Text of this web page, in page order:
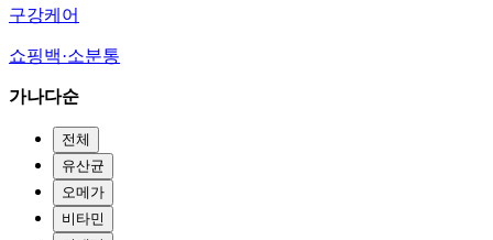
구강케어
쇼핑백·소분통
가나다순
전체
유산균
오메가
비타민